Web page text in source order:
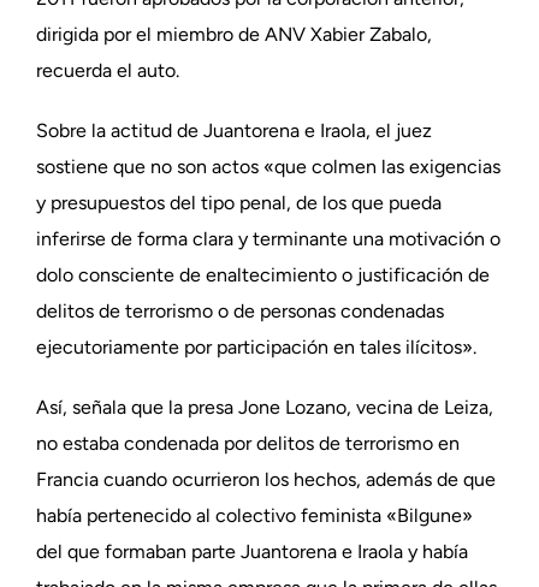
dirigida por el miembro de ANV Xabier Zabalo,
recuerda el auto.
Sobre la actitud de Juantorena e Iraola, el juez
sostiene que no son actos «que colmen las exigencias
y presupuestos del tipo penal, de los que pueda
inferirse de forma clara y terminante una motivación o
dolo consciente de enaltecimiento o justificación de
delitos de terrorismo o de personas condenadas
ejecutoriamente por participación en tales ilícitos».
Así, señala que la presa Jone Lozano, vecina de Leiza,
no estaba condenada por delitos de terrorismo en
Francia cuando ocurrieron los hechos, además de que
había pertenecido al colectivo feminista «Bilgune»
del que formaban parte Juantorena e Iraola y había